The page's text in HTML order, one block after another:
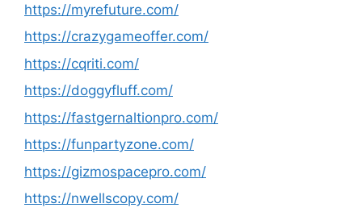
https://myrefuture.com/
https://crazygameoffer.com/
https://cqriti.com/
https://doggyfluff.com/
https://fastgernaltionpro.com/
https://funpartyzone.com/
https://gizmospacepro.com/
https://nwellscopy.com/